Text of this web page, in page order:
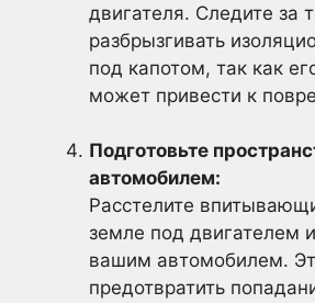
двигателя. Следите за
разбрызгивать
под капотом, так как
может привести к
Подготовьте
автомобилем:
Расстелите
земле под двигателем
вашим автомобилем.
предотвратить